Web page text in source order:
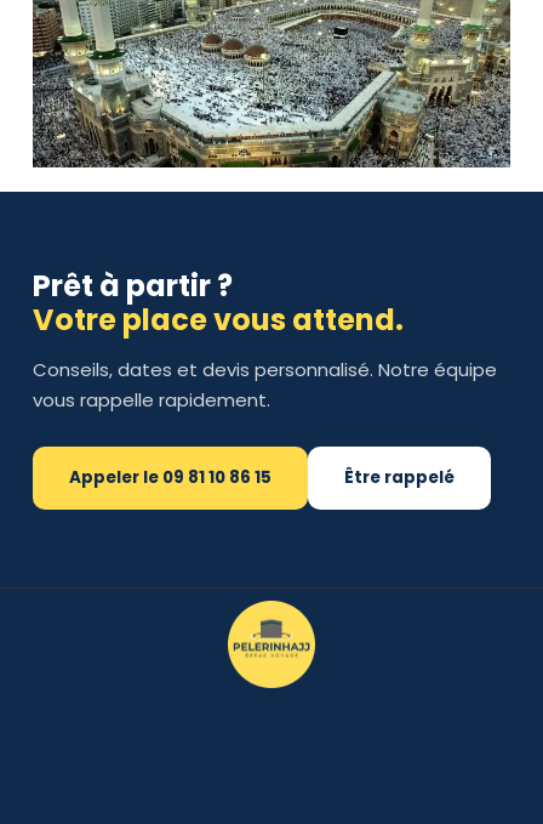
Prêt à partir ?
Votre place vous attend.
Conseils, dates et devis personnalisé. Notre équipe
vous rappelle rapidement.
Appeler le 09 81 10 86 15 Être rappelé